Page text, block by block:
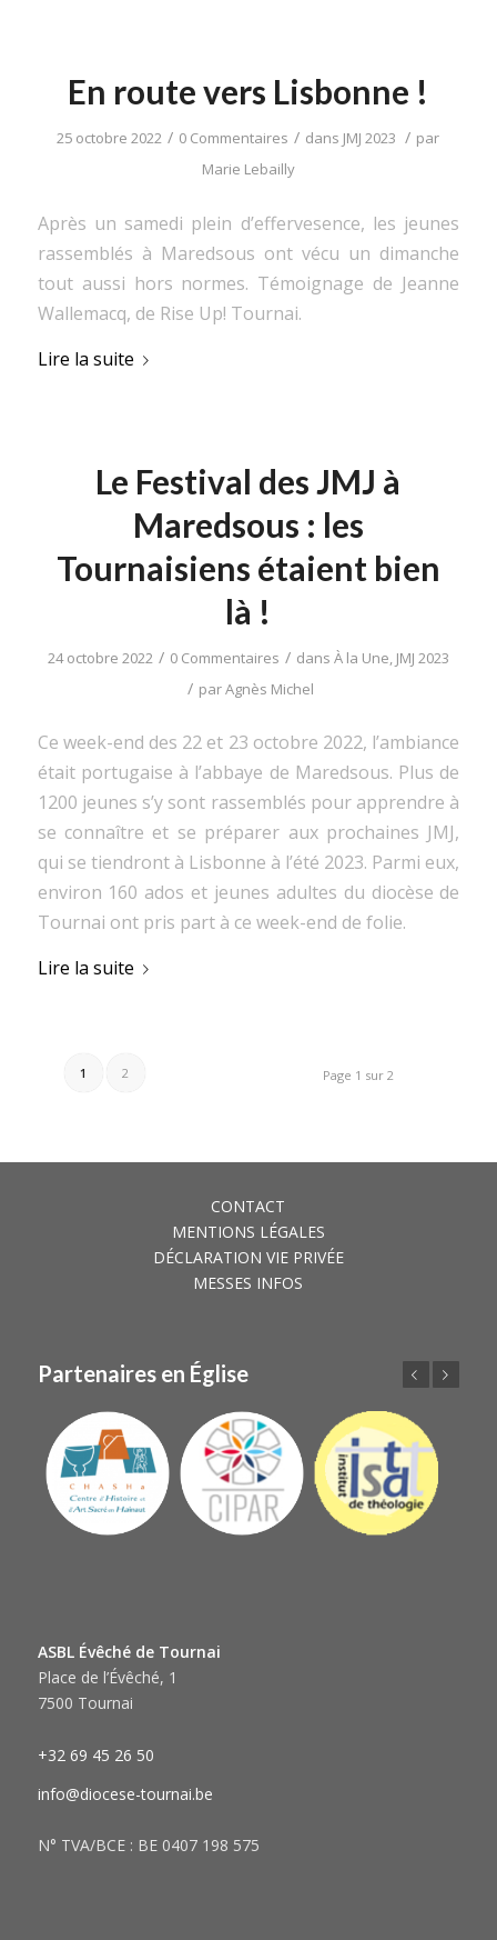
En route vers Lisbonne !
25 octobre 2022 / 0 Commentaires / dans JMJ 2023 / par
Marie Lebailly
Après un samedi plein d’effervesence, les jeunes
rassemblés à Maredsous ont vécu un dimanche
tout aussi hors normes. Témoignage de Jeanne
Wallemacq, de Rise Up! Tournai.
Lire la suite
Le Festival des JMJ à
Maredsous : les
Tournaisiens étaient bien
là !
24 octobre 2022 / 0 Commentaires / dans À la Une, JMJ 2023
/ parAgnès Michel
Ce week-end des 22 et 23 octobre 2022, l’ambiance
était portugaise à l’abbaye de Maredsous. Plus de
1200 jeunes s’y sont rassemblés pour apprendre à
se connaître et se préparer aux prochaines JMJ,
qui se tiendront à Lisbonne à l’été 2023. Parmi eux,
environ 160 ados et jeunes adultes du diocèse de
Tournai ont pris part à ce week-end de folie.
Lire la suite
Page 1 sur 2
1 2
CONTACT
MENTIONS LÉGALES
DÉCLARATION VIE PRIVÉE
MESSES INFOS
Partenaires en Église
ASBL Évêché de Tournai
Place de l’Évêché, 1
7500 Tournai
+32 69 45 26 50
info@diocese-tournai.be
N° TVA/BCE : BE 0407 198 575